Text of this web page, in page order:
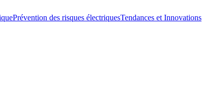
Prévention des risques électriquesTendances et Innovations